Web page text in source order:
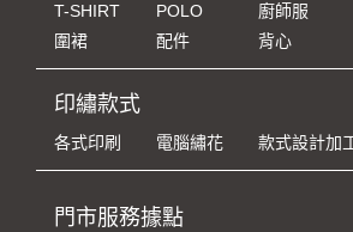
T-SHIRT POLO 廚師服
圍裙
配件 背心
印繡款式
各式印刷 電腦繡花 款式設計加
門市服務據點